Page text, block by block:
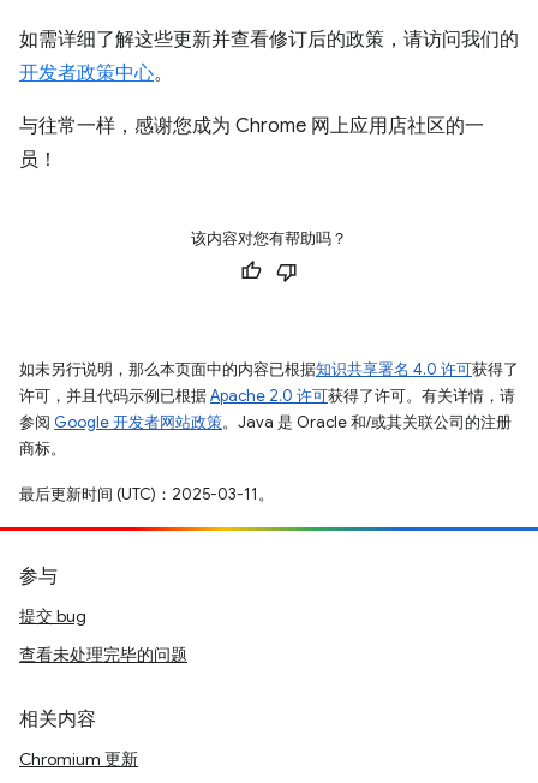
如需详细了解这些更新并查看修订后的政策，请访问我们的
开发者政策中心。
与往常一样，感谢您成为 Chrome 网上应用店社区的一
员！
该内容对您有帮助吗？
如未另行说明，那么本页面中的内容已根据知识共享署名 4.0 许可获得了
许可，并且代码示例已根据Apache 2.0 许可获得了许可。有关详情，请
参阅 Google 开发者网站政策。Java 是 Oracle 和/或其关联公司的注册
商标。
最后更新时间 (UTC)：2025-03-11。
参与
提交 bug
查看未处理完毕的问题
相关内容
Chromium 更新